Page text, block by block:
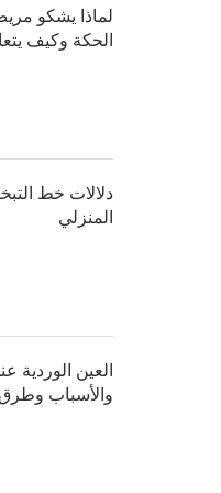
لماذا يشكو
الحكة وكيف
دلالات خط
المنزلي
العين الوردية
والأسباب وطرق